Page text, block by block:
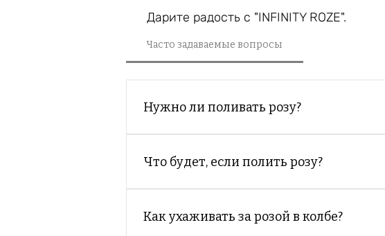
Дарите радость с "INFINITY ROZE".
Часто задаваемые вопросы
Нужно ли поливать розу?
опрыскивание могут повредить лепестки
Что будет, если полить розу?
быстро испортится — лепестки
Как ухаживать за розой в колбе?